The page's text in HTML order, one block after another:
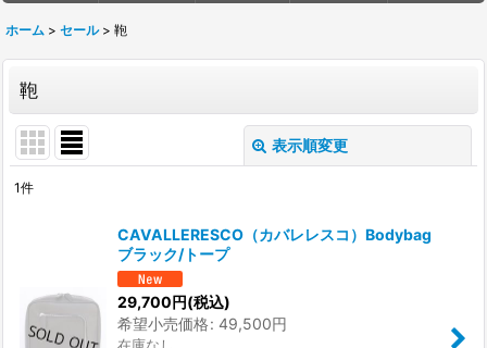
ホーム > セール > 鞄
鞄
表示順変更
絞り込む
1件
CAVALLERESCO（カバレレスコ）Bodybag
ブラック/トープ
29,700円(税込)
希望小売価格: 49,500円